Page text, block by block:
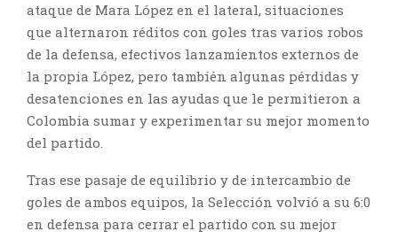
ataque de Mara López en el lateral, situaciones
que alternaron réditos con goles tras varios robos
de la defensa, efectivos lanzamientos externos de
la propia López, pero también algunas pérdidas y
desatenciones en las ayudas que le permitieron a
Colombia sumar y experimentar su mejor momento
del partido.
Tras ese pasaje de equilibrio y de intercambio de
goles de ambos equipos, la Selección volvió a su 6:0
en defensa para cerrar el partido con su mejor